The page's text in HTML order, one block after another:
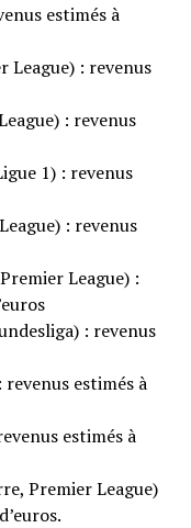
estimés à
League) : revenus
: revenus
1) : revenus
: revenus
League) :
: revenus
revenus estimés à
estimés à
Premier League)